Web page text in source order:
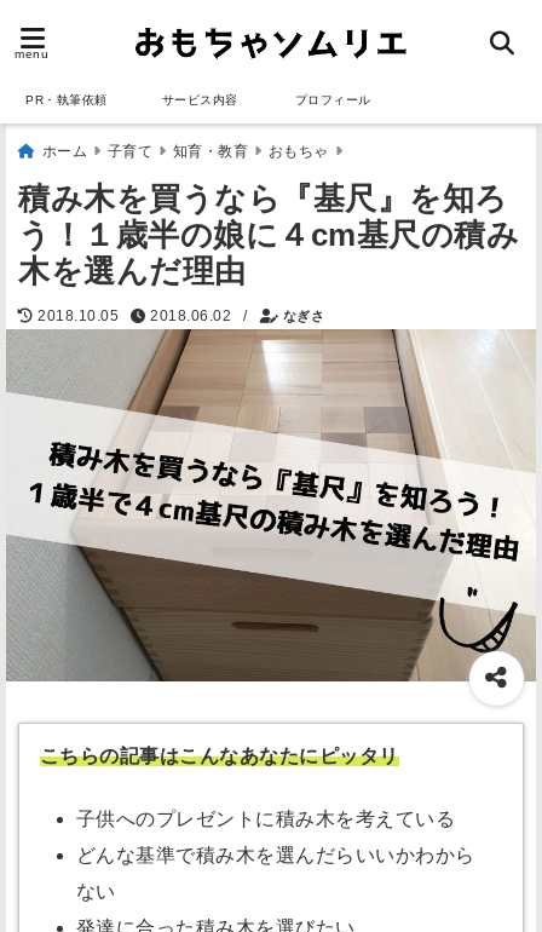
menu
PR・執筆依頼 サービス内容 プロフィール
ホーム 子育て 知育・教育 おもちゃ
積み木を買うなら『基尺』を知ろ
う！１歳半の娘に４cm基尺の積み
木を選んだ理由
2018.10.05 2018.06.02 / なぎさ
こちらの記事はこんなあなたにピッタリ
子供へのプレゼントに積み木を考えている
どんな基準で積み木を選んだらいいかわから
ない
発達に合った積み木を選びたい